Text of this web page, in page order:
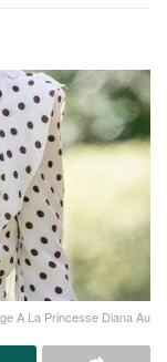
A La Princesse Diana Au